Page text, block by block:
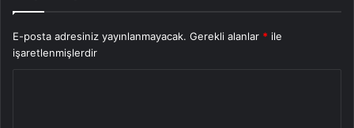
E-posta adresiniz yayınlanmayacak. Gerekli alanlar * ile
işaretlenmişlerdir